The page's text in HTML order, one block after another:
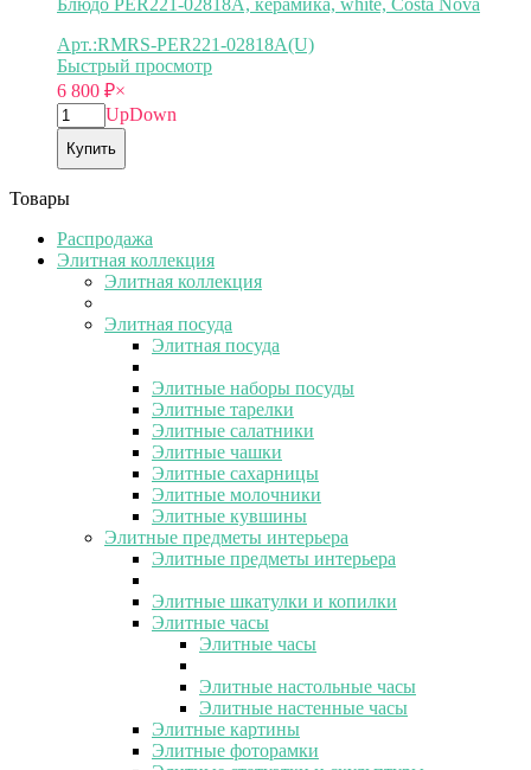
Арт.:RMRS-PER221-02818A(U)
Быстрый просмотр
6 800 ₽×
UpDown
Купить
Товары
Распродажа
Элитная коллекция
Элитная коллекция
Элитная посуда
Элитная посуда
Элитные наборы посуды
Элитные тарелки
Элитные салатники
Элитные чашки
Элитные сахарницы
Элитные молочники
Элитные кувшины
Элитные предметы интерьера
Элитные предметы интерьера
Элитные шкатулки и копилки
Элитные часы
Элитные часы
Элитные настольные часы
Элитные настенные часы
Элитные картины
Элитные фоторамки